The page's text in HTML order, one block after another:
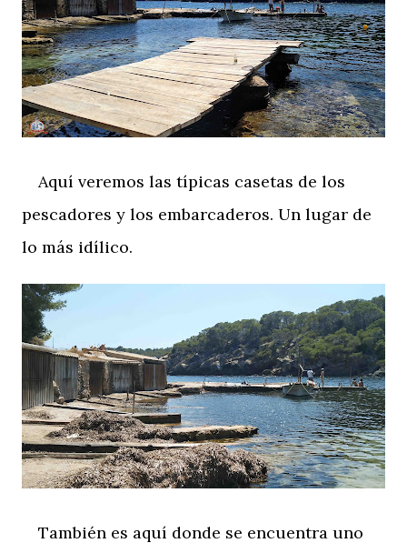
Aquí veremos las típicas casetas de los
pescadores y los embarcaderos. Un lugar de
lo más idílico.
También es aquí donde se encuentra uno